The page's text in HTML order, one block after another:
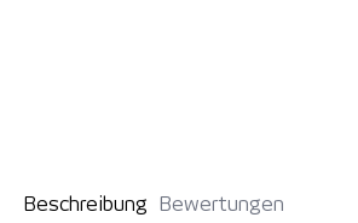
Beschreibung Bewertungen